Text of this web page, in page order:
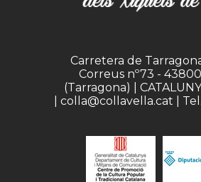
Carretera de
Correus nº73 - 43800
(Tarragona) |
| colla@collavella.cat |